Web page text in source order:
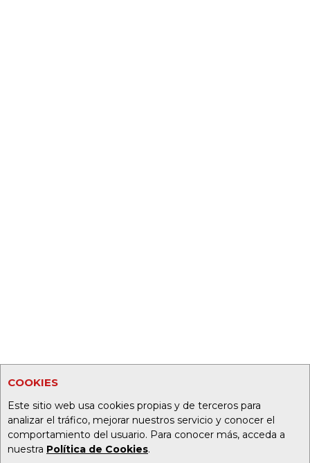
COOKIES
Este sitio web usa cookies propias y de terceros para
analizar el tráfico, mejorar nuestros servicio y conocer el
comportamiento del usuario. Para conocer más, acceda a
nuestra Política de Cookies.